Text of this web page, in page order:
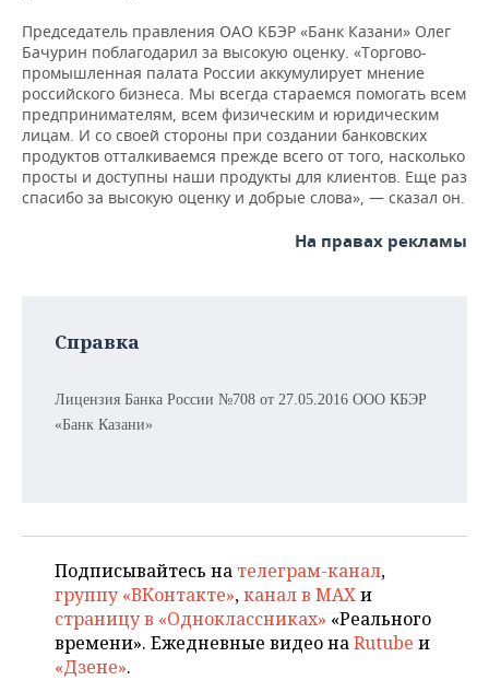
Председатель правления ОАО КБЭР «Банк Казани» Олег
Бачурин поблагодарил за высокую оценку. «Торгово-
промышленная палата России аккумулирует мнение
российского бизнеса. Мы всегда стараемся помогать всем
предпринимателям, всем физическим и юридическим
лицам. И со своей стороны при создании банковских
продуктов отталкиваемся прежде всего от того, насколько
просты и доступны наши продукты для клиентов. Еще раз
спасибо за высокую оценку и добрые слова», — сказал он.
На правах рекламы
Справка
Лицензия Банка России №708 от 27.05.2016 ООО КБЭР
«Банк Казани»
Подписывайтесь на телеграм-канал,
группу «ВКонтакте»,канал в MAXи
страницу в «Одноклассниках» «Реального
времени». Ежедневные видео наRutube и
«Дзене».